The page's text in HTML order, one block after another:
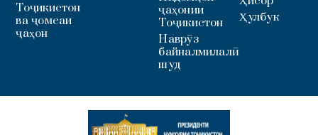
Тоҷикистон
ва ҷомеаи
ҷаҳон
ҷаҳонии
Тоҷикистон
Наврӯз
байналмилалӣ
шуд
Ҳулбук